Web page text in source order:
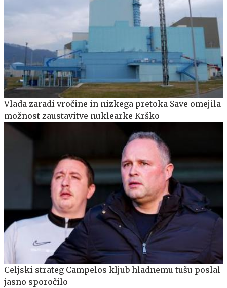
Vlada zaradi vročine in nizkega pretoka Save omejila
možnost zaustavitve nuklearke Krško
Celjski strateg Campelos kljub hladnemu tušu poslal
jasno sporočilo